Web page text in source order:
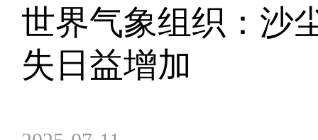
世界气象组织：沙
失日益增加